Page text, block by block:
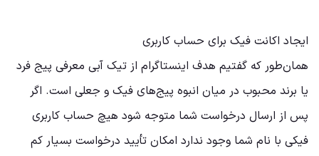
ایجاد اکانت فیک برای حساب کاربری
همان‌طور که گفتیم هدف اینستاگرام از تیک آبی معرفی پیج فرد
یا برند محبوب در میان انبوه پیج‌های فیک و جعلی است. اگر
پس از ارسال درخواست شما متوجه شود هیچ حساب کاربری
فیکی با نام شما وجود ندارد امکان تأیید درخواست بسیار کم